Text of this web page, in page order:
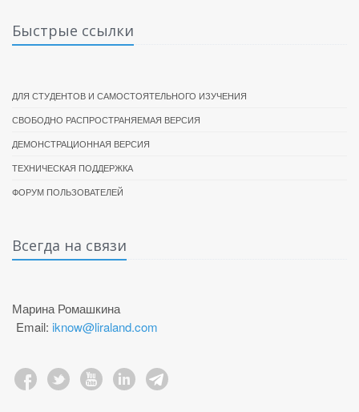
Быстрые ссылки
ДЛЯ СТУДЕНТОВ И САМОСТОЯТЕЛЬНОГО ИЗУЧЕНИЯ
СВОБОДНО РАСПРОСТРАНЯЕМАЯ ВЕРСИЯ
ДЕМОНСТРАЦИОННАЯ ВЕРСИЯ
ТЕХНИЧЕСКАЯ ПОДДЕРЖКА
ФОРУМ ПОЛЬЗОВАТЕЛЕЙ
Всегда на связи
Марина Ромашкина
Email: iknow@liraland.com